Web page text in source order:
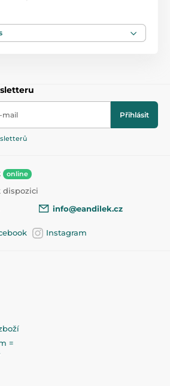
výbavičku do porodnice na
dítěte rozetřením na
týdnů před porodem.
pouze k zevnímu použití.
dermatologa a gynekologa.
v kategoriích
mail Přihlásit
online
dispozici
info@eandilek.cz
Instagram
=